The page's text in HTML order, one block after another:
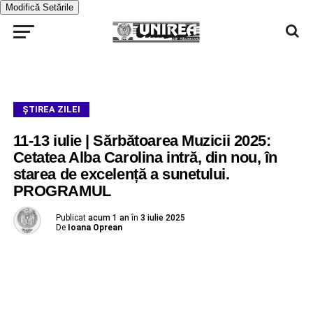
Modifică Setările
ŞTIREA ZILEI
11-13 iulie | Sărbătoarea Muzicii 2025:
Cetatea Alba Carolina intră, din nou, în
starea de excelență a sunetului.
PROGRAMUL
Publicat acum 1 an în 3 iulie 2025
De Ioana Oprean